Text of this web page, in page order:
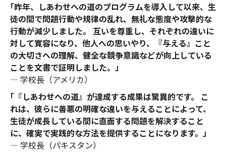
｢昨年、しあわせへの道のプログラムを導入して以来、生
徒の間で問題行動や規律の乱れ、無礼な態度や攻撃的な
行動が減少しました。 互いを尊重し、それぞれの違いに
対して寛容になり、他人への思いやり、『与える』こと
の大切さへの理解、健全な競争意識などが向上している
ことを文書で証明しました。」
― 学校長（アメリカ）
｢『しあわせへの道』が達成する成果は驚異的です。 こ
れは、彼らに善悪の明確な違いを与えることによって、
生徒が成長している間に直面する問題を解決すること
に、確実で実践的な方法を提供することになります。」
― 学校長（パキスタン）